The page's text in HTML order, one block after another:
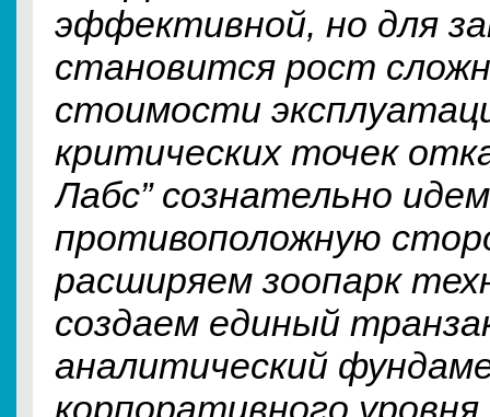
эффективной, но для
становится рост
стоимости
критических точек
Лабс” сознательно
противоположную
расширяем зоопарк
создаем единый
аналитический
корпоративного